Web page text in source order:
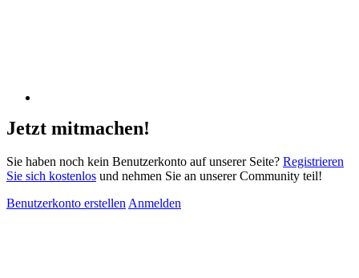
Jetzt mitmachen!
Sie haben noch kein Benutzerkonto auf unserer Seite? Registrieren
Sie sich kostenlos und nehmen Sie an unserer Community teil!
Benutzerkonto erstellenAnmelden